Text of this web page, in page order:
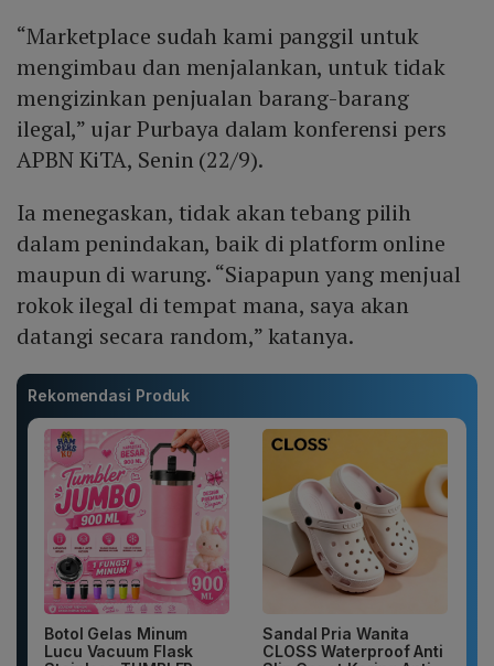
“Marketplace sudah kami panggil untuk
mengimbau dan menjalankan, untuk tidak
mengizinkan penjualan barang-barang
ilegal,” ujar Purbaya dalam konferensi pers
APBN KiTA, Senin (22/9).
Ia menegaskan, tidak akan tebang pilih
dalam penindakan, baik di platform online
maupun di warung. “Siapapun yang menjual
rokok ilegal di tempat mana, saya akan
datangi secara random,” katanya.
Rekomendasi Produk
Botol Gelas Minum
Lucu Vacuum Flask
Sandal Pria Wanita
CLOSS Waterproof Anti